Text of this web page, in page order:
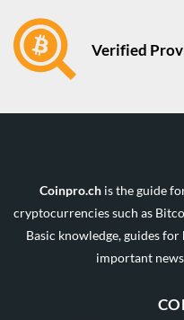
Verified
Coinpro.ch is the guide
cryptocurrencies such as
Basic knowledge, guides
important